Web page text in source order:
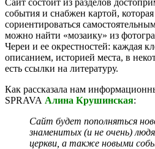
события и снабжен картой,
сориентироваться
можно найти «мозаику» из
Череи и ее окрестностей: каждая
описанием, историей места, в
есть ссылки на литературу.
Как рассказала нам
SPRAVA Алина Крушинская:
Сайт будет пополняться
знаменитых (и не очень)
церкви, а также новыми